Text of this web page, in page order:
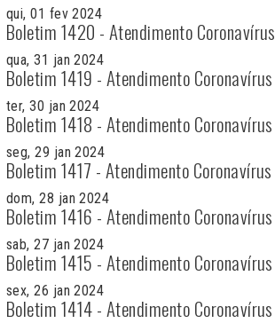
qui, 01 fev 2024
Boletim 1420 - Atendimento Coronavírus
qua, 31 jan 2024
Boletim 1419 - Atendimento Coronavírus
ter, 30 jan 2024
Boletim 1418 - Atendimento Coronavírus
seg, 29 jan 2024
Boletim 1417 - Atendimento Coronavírus
dom, 28 jan 2024
Boletim 1416 - Atendimento Coronavírus
sab, 27 jan 2024
Boletim 1415 - Atendimento Coronavírus
sex, 26 jan 2024
Boletim 1414 - Atendimento Coronavírus